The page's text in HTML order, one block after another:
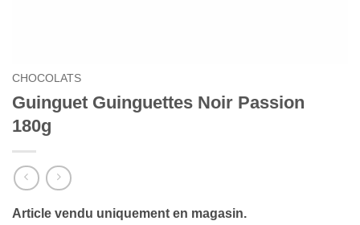
CHOCOLATS
Guinguet Guinguettes Noir Passion
180g
Article vendu uniquement en magasin.